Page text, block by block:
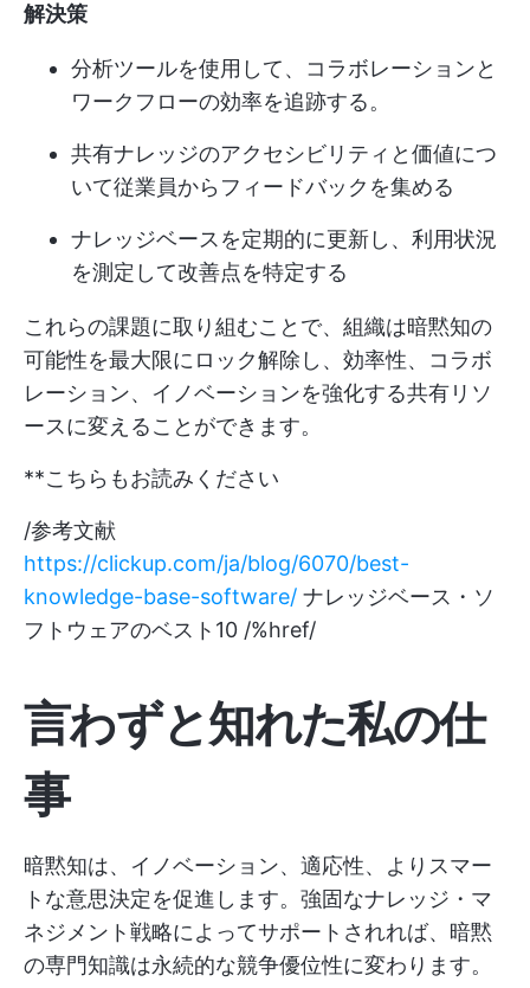
解決策
分析ツールを使用して、コラボレーションと
ワークフローの効率を追跡する。
共有ナレッジのアクセシビリティと価値につ
いて従業員からフィードバックを集める
ナレッジベースを定期的に更新し、利用状況
を測定して改善点を特定する
これらの課題に取り組むことで、組織は暗黙知の
可能性を最大限にロック解除し、効率性、コラボ
レーション、イノベーションを強化する共有リソ
ースに変えることができます。
**こちらもお読みください
/参考文献
https://clickup.com/ja/blog/6070/best-
knowledge-base-software/ ナレッジベース・ソ
フトウェアのベスト10 /%href/
言わずと知れた私の仕
事
暗黙知は、イノベーション、適応性、よりスマー
トな意思決定を促進します。強固なナレッジ・マ
ネジメント戦略によってサポートされれば、暗黙
の専門知識は永続的な競争優位性に変わります。